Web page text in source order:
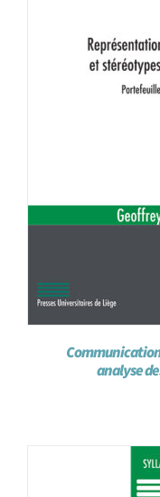
analyse